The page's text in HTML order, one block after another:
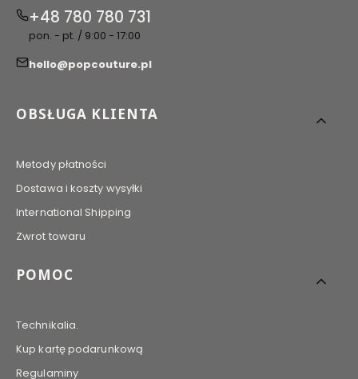
+48 780 780 731
pon. - pt. / 9:00 - 17:00
hello@popcouture.pl
Linki w stopce
OBSŁUGA KLIENTA
Metody płatności
Dostawa i koszty wysyłki
International Shipping
Zwrot towaru
POMOC
Technikalia.
Kup kartę podarunkową
Regulaminy